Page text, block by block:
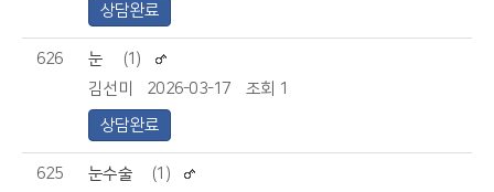
상담완료
626 눈
(1)
김선미
2026-03-17
조회 1
상담완료
625 눈수술
(1)